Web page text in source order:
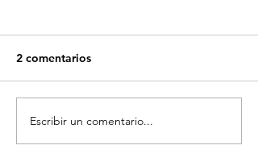
SOMOS UNA CREMERIA
CON 30 AÑOS DE
2 comentarios
Escribir un comentario...